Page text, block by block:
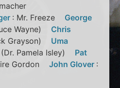
: Mr. Freeze George
Wayne) Chris
Grayson) Uma
(Dr. Pamela Isley) Pat
GordonJohn Glover :